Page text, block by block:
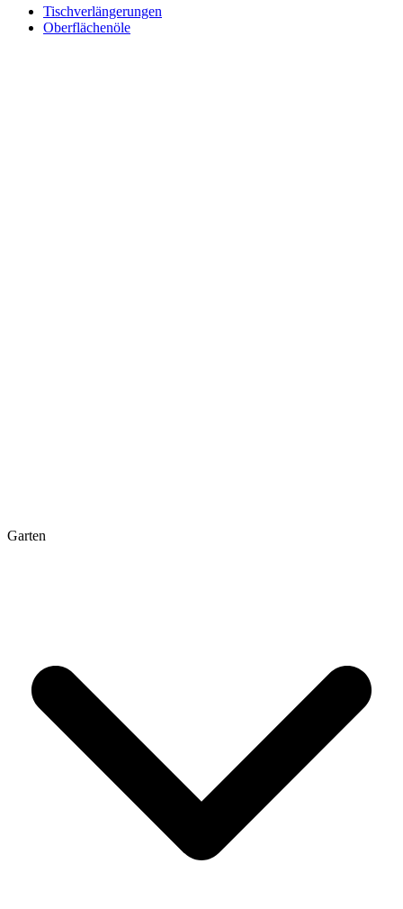
Tischverlängerungen
Oberflächenöle
Garten